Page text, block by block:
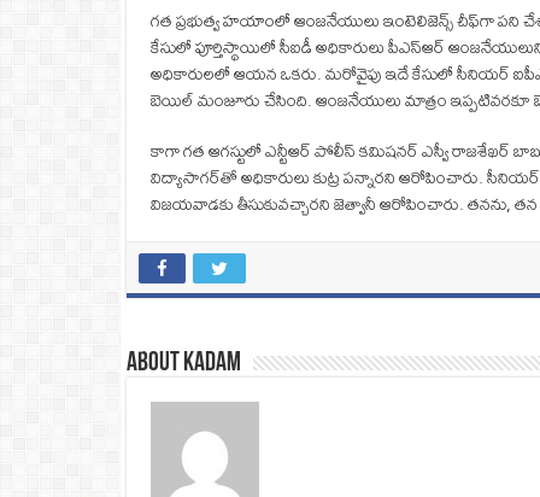
గత ప్రభుత్వ హయాంలో ఆంజనేయులు ఇంటెలిజెన్స్‌ చీఫ్‌గా పని
కేసులో పూర్తిస్థాయిలో సీఐడీ అధికారులు పీఎస్‌ఆర్‌
అధికారులలో ఆయన ఒకరు. మరోవైపు ఇదే కేసులో సీనియర్‌
బెయిల్‌ మంజూరు చేసింది. ఆంజనేయులు మాత్రం
కాగా గత ఆగస్టులో ఎన్టీఆర్ పోలీస్ కమిషనర్ ఎస్వీ రాజశేఖర్
విద్యాసాగర్‌తో అధికారులు కుట్ర పన్నారని ఆరోపించారు. సీనియర్
విజయవాడకు తీసుకువచ్చారని జెత్వానీ ఆరోపించారు. తనను, తన
About Kadam